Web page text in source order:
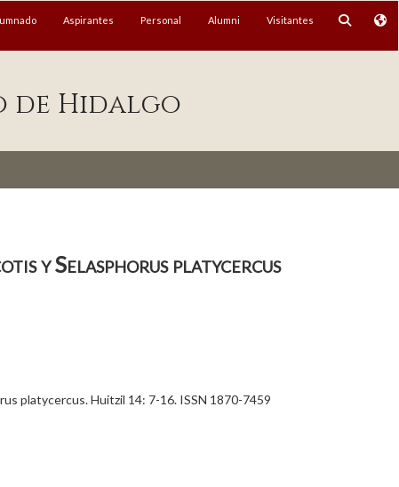
Aspirantes Personal Alumni Visitantes
de Hidalgo
y Selasphorus platycercus
platycercus. Huitzil 14: 7-16. ISSN 1870-7459